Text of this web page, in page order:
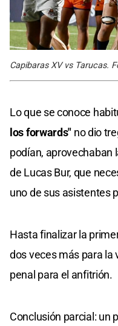
Capibaras XV vs Tarucas.
Lo que se conoce
los forwards" no dio
podían, aprovechaban
de Lucas Bur, que
uno de sus asistentes
Hasta finalizar la
dos veces más para la
penal para el anfitrión.
Conclusión parcial: un